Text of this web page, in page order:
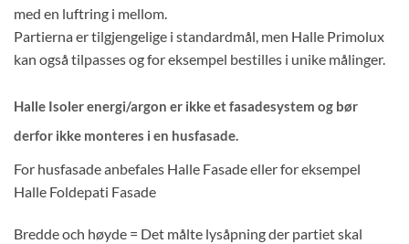
med en luftring i mellom.
Partierna er tilgjengelige i standardmål, men Halle Primolux
kan også tilpasses og for eksempel bestilles i unike målinger.
Halle Isoler energi/argon er ikke et fasadesystem og bør
derfor ikke monteres i en husfasade.
For husfasade anbefales Halle Fasade eller for eksempel
Halle Foldepati Fasade
Bredde och høyde = Det målte lysåpning der partiet skal